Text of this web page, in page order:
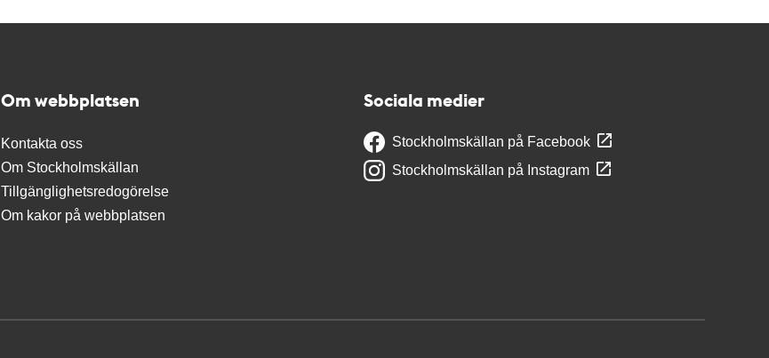
Om webbplatsen
Kontakta oss
Om Stockholmskällan
Tillgänglighetsredogörelse
Om kakor på webbplatsen
Sociala medier
Stockholmskällan på Facebook
Stockholmskällan på Instagram